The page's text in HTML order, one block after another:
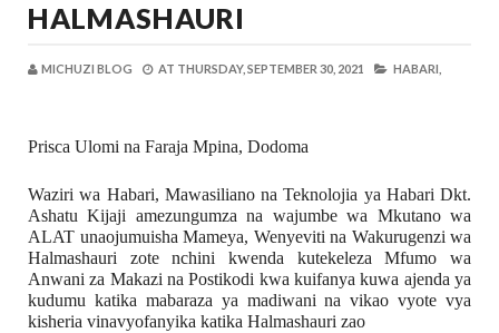
HALMASHAURI
MICHUZI BLOG AT THURSDAY, SEPTEMBER 30, 2021 HABARI,
Prisca Ulomi na Faraja Mpina, Dodoma
Waziri wa Habari, Mawasiliano na Teknolojia ya Habari Dkt.
Ashatu Kijaji amezungumza na wajumbe wa Mkutano wa
ALAT unaojumuisha Mameya, Wenyeviti na Wakurugenzi wa
Halmashauri zote nchini kwenda kutekeleza Mfumo wa
Anwani za Makazi na Postikodi kwa kuifanya kuwa ajenda ya
kudumu katika mabaraza ya madiwani na vikao vyote vya
kisheria vinavyofanyika katika Halmashauri zao